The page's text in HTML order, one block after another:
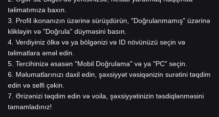
təlimatımıza baxın.
3
Profil ikonanızın üzərinə sürüşdürün, "Doğrulanmamış" üzərinə
klikləyin və "Doğrula" düyməsini basın.
4 Verdiyiniz ölkə və ya bölgənizi və ID növünüzü seçin və
təlimatlara əməl edin.
5 Tercihinizə əsasən "Mobil Doğrulama" və ya "PC" seçin.
6
Məlumatlarınızı daxil edin, şəxsiyyət vəsiqənizin surətini təqdim
edin və selfi çəkin.
7 Ərizənizi təqdim edin və voila, şəxsiyyətinizin təsdiqlənməsini
tamamladınız!